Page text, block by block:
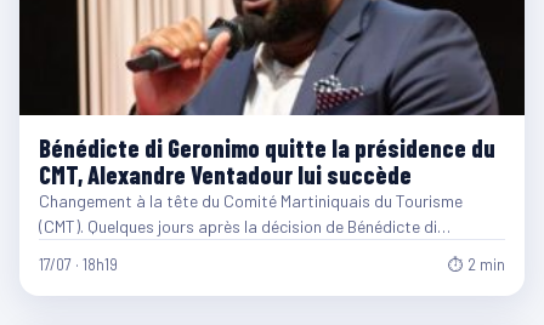
Bénédicte di Geronimo quitte la présidence du
CMT, Alexandre Ventadour lui succède
Changement à la tête du Comité Martiniquais du Tourisme
(CMT). Quelques jours après la décision de Bénédicte di…
17/07 · 18h19 ⏱ 2 min